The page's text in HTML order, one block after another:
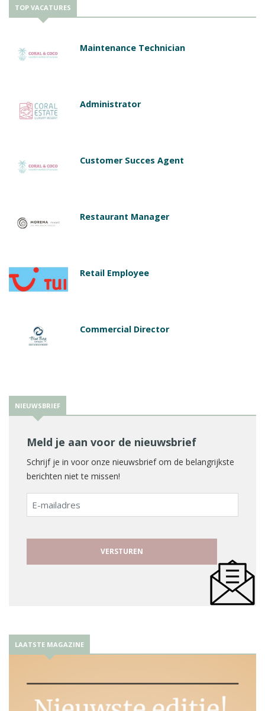
TOP VACATURES
Maintenance Technician
Administrator
Customer Succes Agent
Restaurant Manager
Retail Employee
Commercial Director
NIEUWSBRIEF
Meld je aan voor de nieuwsbrief
Schrijf je in voor onze nieuwsbrief om de belangrijkste
berichten niet te missen!
E-
mailadres
LAATSTE MAGAZINE